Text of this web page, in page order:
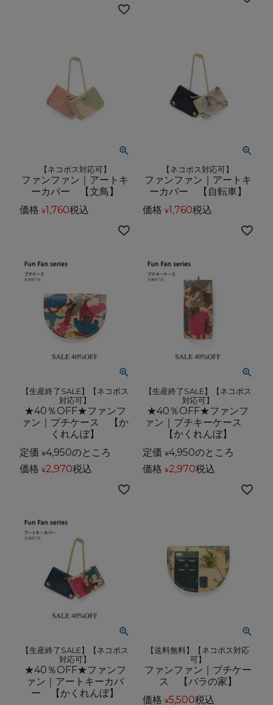
【ネコポス対応可】
ファンファン｜アートキ
ーカバー 【文鳥】
価格 ¥1,760税込
【ネコポス対応可】
ファンファン｜アートキ
ーカバー 【自転車】
価格 ¥1,760税込
【生産終了SALE】【ネコポス
対応可】
★40％OFF★ファンフ
ァン｜プチケース 【か
くれんぼ】
定価 ¥4,950のところ
価格 ¥2,970税込
【生産終了SALE】【ネコポス
対応可】
★40％OFF★ファンフ
ァン｜プチキーケース
【かくれんぼ】
定価 ¥4,950のところ
価格 ¥2,970税込
【生産終了SALE】【ネコポス
対応可】
★40％OFF★ファンフ
ァン｜アートキーカバ
ー 【かくれんぼ】
【送料無料】【ネコポス対応
可】
ファンファン｜プチケー
ス 【バラの家】
価格 ¥5,500税込